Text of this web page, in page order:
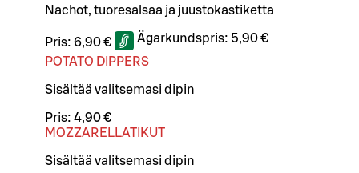
Nachot, tuoresalsaa ja juustokastiketta
Pris: 6,90 € Ägarkundspris: 5,90 €
POTATO DIPPERS
Sisältää valitsemasi dipin
Pris: 4,90 €
MOZZARELLATIKUT
Sisältää valitsemasi dipin